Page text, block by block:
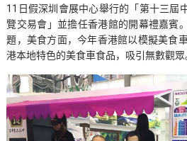
11日假深圳會展中心舉行的「第十三屆
覽交易會」並擔任香港館的開幕禮嘉賓
題，美食方面，今年香港館以模擬美食
港本地特色的美食車食品，吸引無數觀眾